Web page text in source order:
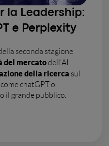
la Leadership:
e Perplexity
seconda stagione
del mercatodell'AI
della ricerca sul
chatGPT o
il grande pubblico.